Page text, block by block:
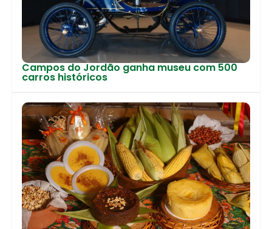
Campos do Jordão ganha museu com 500
carros históricos